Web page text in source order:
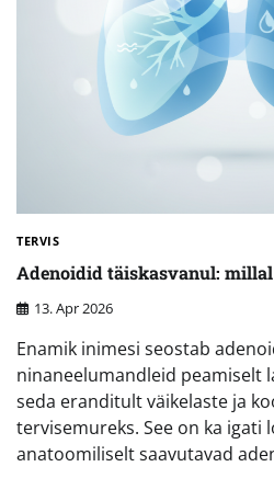
TERVIS
Adenoidid täiskasvanul:
13. Apr 2026
Enamik inimesi seostab
ninaneelumandleid peamiselt
seda eranditult väikelaste ja
tervisemureks. See on ka igati
anatoomiliselt saavutavad